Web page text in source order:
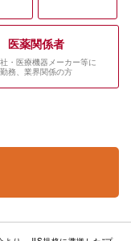
医薬関係者
・医療機器メーカー等に
勤務、業界関係の方